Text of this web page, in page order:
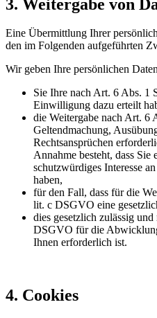
3. Weitergabe von
Eine Übermittlung Ihrer
den im Folgenden aufgeführten
Wir geben Ihre persönlichen
Sie Ihre nach Art. 6 Abs. 1
Einwilligung dazu erteilt
die Weitergabe nach Art.
Geltendmachung,
Rechtsansprüchen
Annahme besteht, dass Sie
schutzwürdiges Interesse
haben,
für den Fall, dass für die
lit. c DSGVO eine
dies gesetzlich zulässig
DSGVO für die
Ihnen erforderlich ist.
4. Cookies